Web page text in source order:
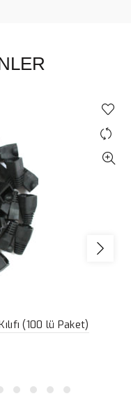
(100 lü Paket)